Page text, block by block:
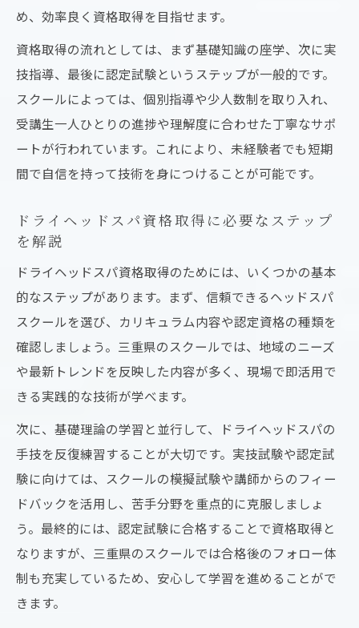
め、効率良く資格取得を目指せます。
資格取得の流れとしては、まず基礎知識の座学、次に実
技指導、最後に認定試験というステップが一般的です。
スクールによっては、個別指導や少人数制を取り入れ、
受講生一人ひとりの進捗や理解度に合わせた丁寧なサポ
ートが行われています。これにより、未経験者でも短期
間で自信を持って技術を身につけることが可能です。
ドライヘッドスパ資格取得に必要なステップ
を解説
ドライヘッドスパ資格取得のためには、いくつかの基本
的なステップがあります。まず、信頼できるヘッドスパ
スクールを選び、カリキュラム内容や認定資格の種類を
確認しましょう。三重県のスクールでは、地域のニーズ
や最新トレンドを反映した内容が多く、現場で即活用で
きる実践的な技術が学べます。
次に、基礎理論の学習と並行して、ドライヘッドスパの
手技を反復練習することが大切です。実技試験や認定試
験に向けては、スクールの模擬試験や講師からのフィー
ドバックを活用し、苦手分野を重点的に克服しましょ
う。最終的には、認定試験に合格することで資格取得と
なりますが、三重県のスクールでは合格後のフォロー体
制も充実しているため、安心して学習を進めることがで
きます。